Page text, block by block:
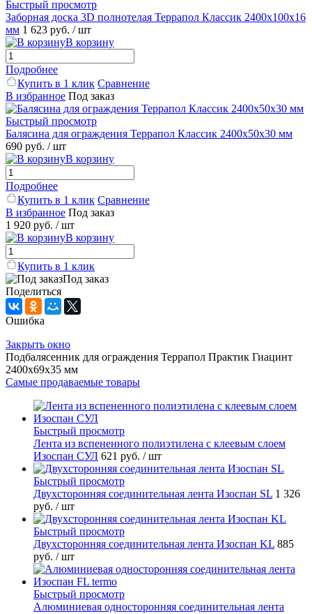
Быстрый просмотр
Заборная доска 3D полнотелая Террапол Классик 2400x100x16
мм 1 623 руб. / шт
В корзину
Подробнее
Купить в 1 клик Сравнение
В избранное Под заказ
Быстрый просмотр
Балясина для ограждения Террапол Классик 2400x50x30 мм
690 руб. / шт
В корзину
Подробнее
Купить в 1 клик Сравнение
В избранное Под заказ
1 920 руб. / шт
В корзину
Купить в 1 клик
Под заказ
Поделиться
Ошибка
Закрыть окно
Подбалясенник для ограждения Террапол Практик Гиацинт
2400x69x35 мм
Самые продаваемые товары
Быстрый просмотр
Лента из вспененного полиэтилена с клеевым слоем
Изоспан СУЛ 621 руб. / шт
Быстрый просмотр
Двухсторонняя соединительная лента Изоспан SL 1 326
руб. / шт
Быстрый просмотр
Двухсторонняя соединительная лента Изоспан KL 885
руб. / шт
Быстрый просмотр
Алюминиевая односторонняя соединительная лента